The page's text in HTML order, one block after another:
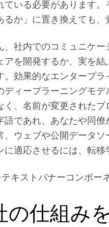
ている必要があります
るか」に置き換えても
、社内でのコミュニケ
アを開発するか、実を
。効果的なエンタープ
ディープラーニングモ
く、名前が変更された
語であれ、あなたや同
、ウェブや公開データ
に適応させるには、転
キストバナーコンポー
の仕組み